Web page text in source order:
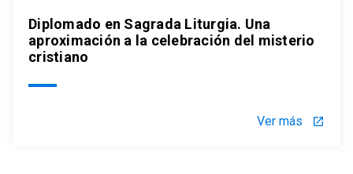
Diplomado en Sagrada Liturgia. Una
aproximación a la celebración del misterio
cristiano
Ver más launch